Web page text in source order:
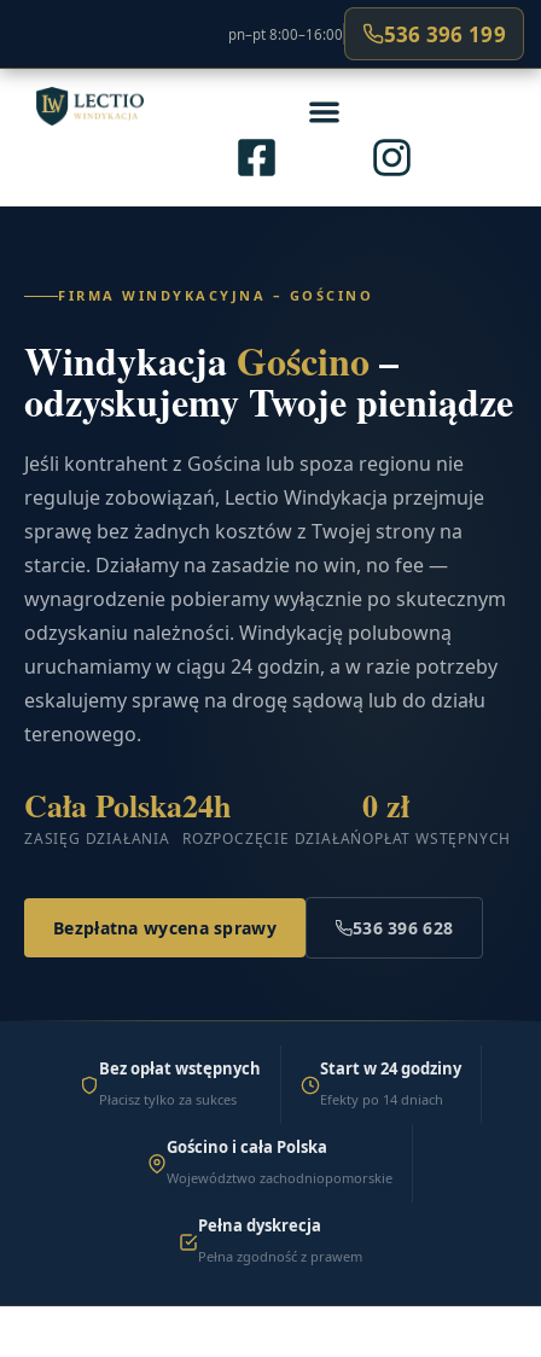
pn–pt 8:00–16:00 536 396 199
FIRMA WINDYKACYJNA – GOŚCINO
WindykacjaGościno–
odzyskujemy Twoje pieniądze
Jeśli kontrahent z Gościna lub spoza regionu nie
reguluje zobowiązań, Lectio Windykacja przejmuje
sprawę bez żadnych kosztów z Twojej strony na
starcie. Działamy na zasadzie no win, no fee —
wynagrodzenie pobieramy wyłącznie po skutecznym
odzyskaniu należności. Windykację polubowną
uruchamiamy w ciągu 24 godzin, a w razie potrzeby
eskalujemy sprawę na drogę sądową lub do działu
terenowego.
Cała Polska
ZASIĘG DZIAŁANIA
24h
ROZPOCZĘCIE DZIAŁAŃ
0 zł
OPŁAT WSTĘPNYCH
Bezpłatna wycena sprawy 536 396 628
Bez opłat wstępnych
Płacisz tylko za sukces
Start w 24 godziny
Efekty po 14 dniach
Gościno i cała Polska
Województwo zachodniopomorskie
Pełna dyskrecja
Pełna zgodność z prawem